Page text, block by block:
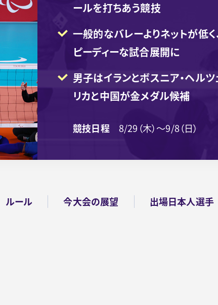
ールを打ちあう競技
一般的なバレーよりネットが低
ピーディーな試合展開に
男子はイランとボスニア・ヘル
リカと中国が金メダル候補
競技日程 8/29（木）～9/8（日）
ルール 今大会の展望 出場日本人選手